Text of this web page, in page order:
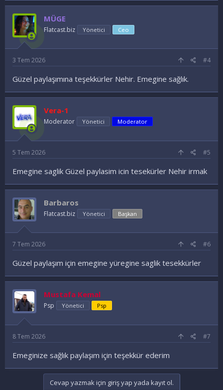
MÜGE
Flatcast.biz Yönetici Ceo
3 Tem 2026 #4
Güzel paylaşımına teşekkürler Nehir. Emegine sağlık.
Vera-1
Moderator Yönetici Moderator
5 Tem 2026 #5
Emegine saglik Güzel paylasim icin tesekürler Nehir irmak
Barbaros
Flatcast.biz Yönetici Başkan
7 Tem 2026 #6
Güzel paylaşım için emegine yüregine saglik tesekkürler
Mustafa Kemal
Psp Yönetici Psp
8 Tem 2026 #7
Emeginize sağlık paylaşım için teşekkür ederim
Cevap yazmak için giriş yap yada kayıt ol.